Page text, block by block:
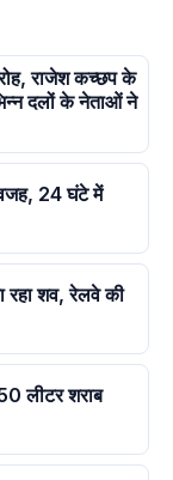
राजेश कच्छप के
दलों के नेताओं ने
वजह, 24 घंटे में
शव, रेलवे की
लीटर शराब